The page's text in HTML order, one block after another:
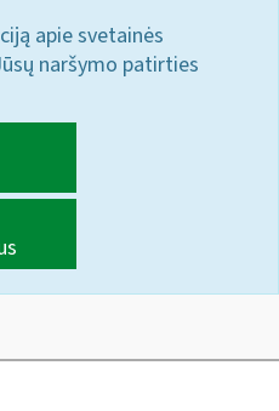
apie svetainės
naršymo patirties